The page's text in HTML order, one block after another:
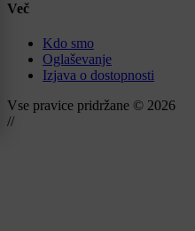
Več
Kdo smo
Oglaševanje
Izjava o dostopnosti
Vse pravice pridržane © 2026
//